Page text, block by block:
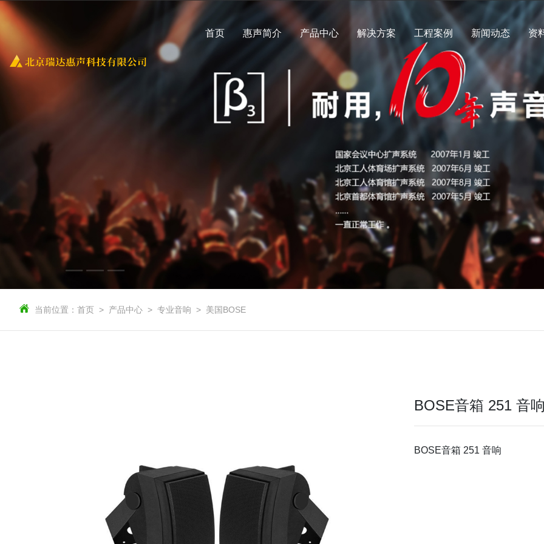
首页 惠声简介 产品中心 解决方案 工程案例 新闻动态 资
当前位置： 首页 产品中心 专业音响 美国BOSE
BOSE音箱 251 音
BOSE音箱 251 音响